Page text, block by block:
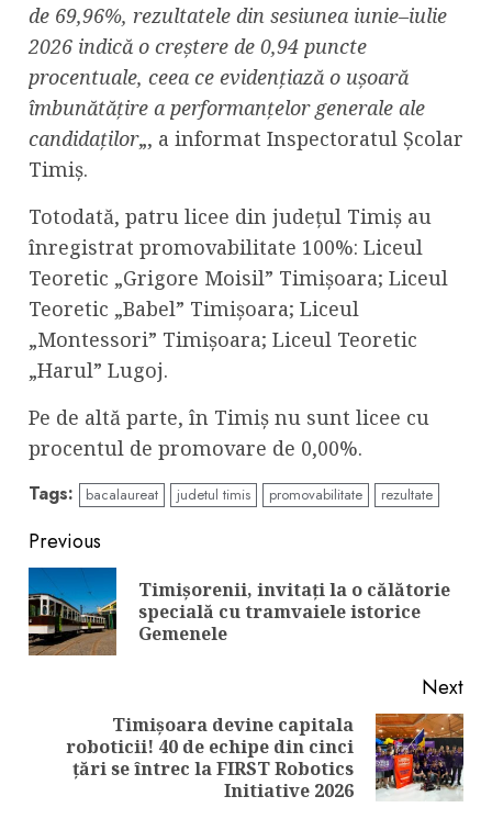
de 69,96%, rezultatele din sesiunea iunie–iulie
2026 indică o creștere de 0,94 puncte
procentuale, ceea ce evidențiază o ușoară
îmbunătățire a performanțelor generale ale
candidaților„, a informat Inspectoratul Şcolar
Timiş.
Totodată, patru licee din judeţul Timiş au
înregistrat promovabilitate 100%: Liceul
Teoretic „Grigore Moisil” Timișoara; Liceul
Teoretic „Babel” Timișoara; Liceul
„Montessori” Timișoara; Liceul Teoretic
„Harul” Lugoj.
Pe de altă parte, în Timiş nu sunt licee cu
procentul de promovare de 0,00%.
Tags: bacalaureat judetul timis promovabilitate rezultate
Continue
Reading
Previous
Timişorenii, invitaţi la o călătorie
specială cu tramvaiele istorice
Gemenele
Next
Next
post:
Timișoara devine capitala
roboticii! 40 de echipe din cinci
țări se întrec la FIRST Robotics
Initiative 2026